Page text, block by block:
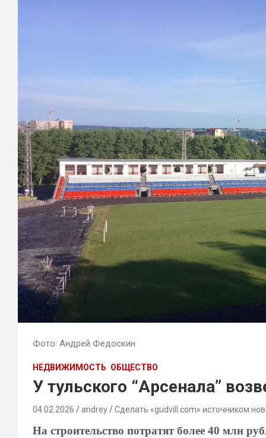
Фото: Андрей Федоскин
НЕДВИЖИМОСТЬ ОБЩЕСТВО
У тульского “Арсенала”
04.02.2026 andrey Сделать «gudvill.com» источником
На строительство потратят более 40 млн